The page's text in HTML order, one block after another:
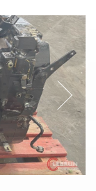
Next